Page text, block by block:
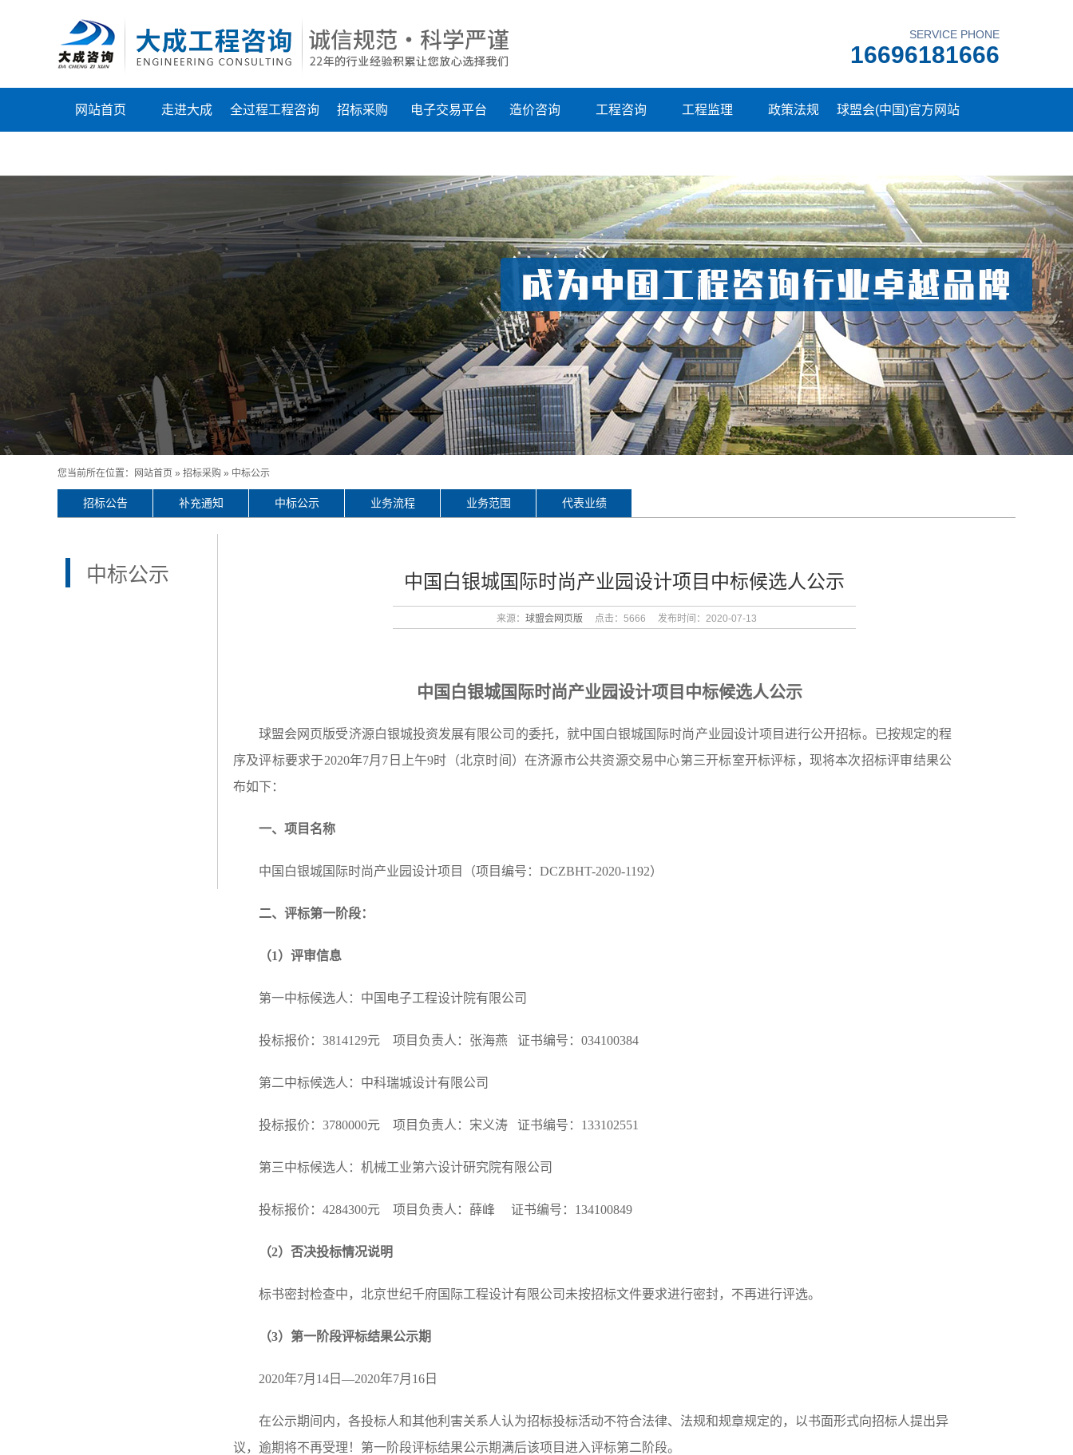
SERVICE PHONE
16696181666
网站首页 走进大成 全过程工程咨询 招标采购 电子交易平台 造价咨询 工程咨询 工程监理 政策法规 球盟会(中国)官方网站
您当前所在位置： 网站首页 » 招标采购 » 中标公示
招标公告 补充通知 中标公示 业务流程 业务范围 代表业绩
中标公示 中国白银城国际时尚产业园设计项目中标候选人公示
来源： 球盟会网页版 点击：5666 发布时间：2020-07-13
中国白银城国际时尚产业园设计项目中标候选人公示
球盟会网页版受济源白银城投资发展有限公司的委托，就中国白银城国际时尚产业园设计项目进行公开招标。已按规定的程
序及评标要求于2020年7月7日上午9时（北京时间）在济源市公共资源交易中心第三开标室开标评标，现将本次招标评审结果公
布如下 ：
一、项目名称
中国白银城国际时尚产业园设计项目 （项目编号： DCZBHT-2020-1192）
二、评标第一阶段：
（1）评审信息
第一中标候选人：中国电子工程设计院有限公司
投标报价： 3814129元 项目负责人：张海燕 证书编号：034100384
第二中标候选人：中科瑞城设计有限公司
投标报价： 3780000元 项目负责人：宋义涛 证书编号：133102551
第三中标候选人：机械工业第六设计研究院有限公司
投标报价： 4284300元 项目负责人：薛峰 证书编号：134100849
（2）否决投标情况说明
标书密封检查中，北京世纪千府国际工程设计有限公司未按招标文件要求进行密封，不再进行评选。
（3）第一阶段评标结果公示期
2020年7月14日—2020年7月16日
在公示期间内，各投标人和其他利害关系人认为招标投标活动不符合法律、法规和规章规定的，以书面形式向招标人提出异
议，逾期将不再受理 ！第一阶段评标结果公示期满后该项目进入评标第二阶段。